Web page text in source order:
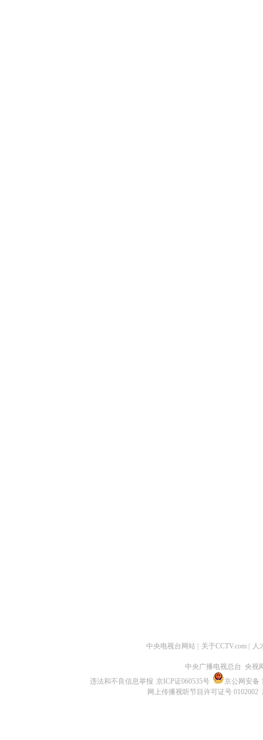
中央电视台网站 关于CCTV.com 人
中央广播电视总台 央视
违法和不良信息举报 京ICP证060535号
京公网安备
网上传播视听节目许可证号 0102002